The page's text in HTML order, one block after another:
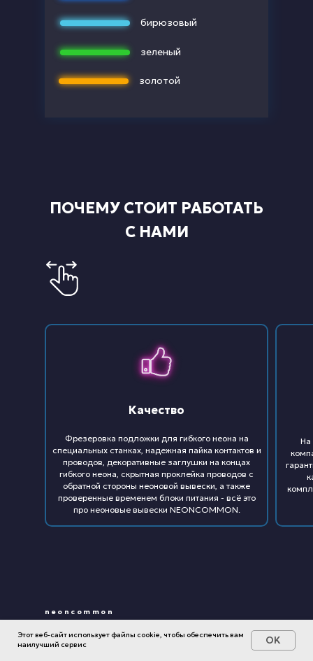
Этот веб-сайт использует файлы cookie, чтобы обеспечить вам
наилучший сервис
OK
бирюзовый
зеленый
золотой
ПОЧЕМУ СТОИТ РАБОТАТЬ
С НАМИ
На
Фрезеровка подложки для гибкого неона на
специальных станках, надежная пайка контактов и
проводов, декоративные заглушки на концах
гибкого неона, скрытная проклейка проводов с
обратной стороны неоновой вывески, а также
проверенные временем блоки питания - всё это
про неоновые вывески NEONCOMMON.
Качество
neoncommon
Собственное рекламное